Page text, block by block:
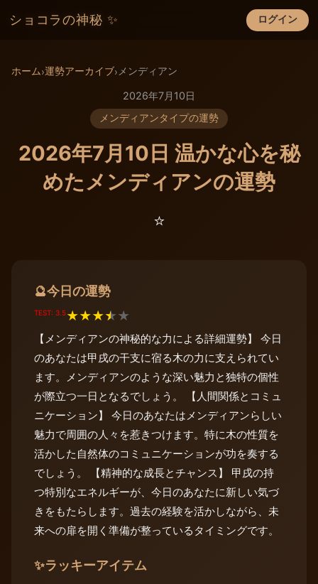
ショコラの神秘 ✨ ログイン
×
ホーム›運勢アーカイブ› メンディアン
2026年7月10日
メンディアンタイプの運勢
2026年7月10日 温かな心を秘
めたメンディアンの運勢
⭐️
🔮今日の運勢
TEST: 3.5★★★★★
【メンディアンの神秘的な力による詳細運勢】 今日
のあなたは甲戌の干支に宿る木の力に支えられてい
ます。メンディアンのような深い魅力と独特の個性
が際立つ一日となるでしょう。 【人間関係とコミュ
ニケーション】 今日のあなたはメンディアンらしい
魅力で周囲の人々を惹きつけます。特に木の性質を
活かした自然体のコミュニケーションが功を奏する
でしょう。 【精神的な成長とチャンス】 甲戌の持
つ特別なエネルギーが、今日のあなたに新しい気づ
きをもたらします。過去の経験を活かしながら、未
来への扉を開く準備が整っているタイミングです。
✨ラッキーアイテム